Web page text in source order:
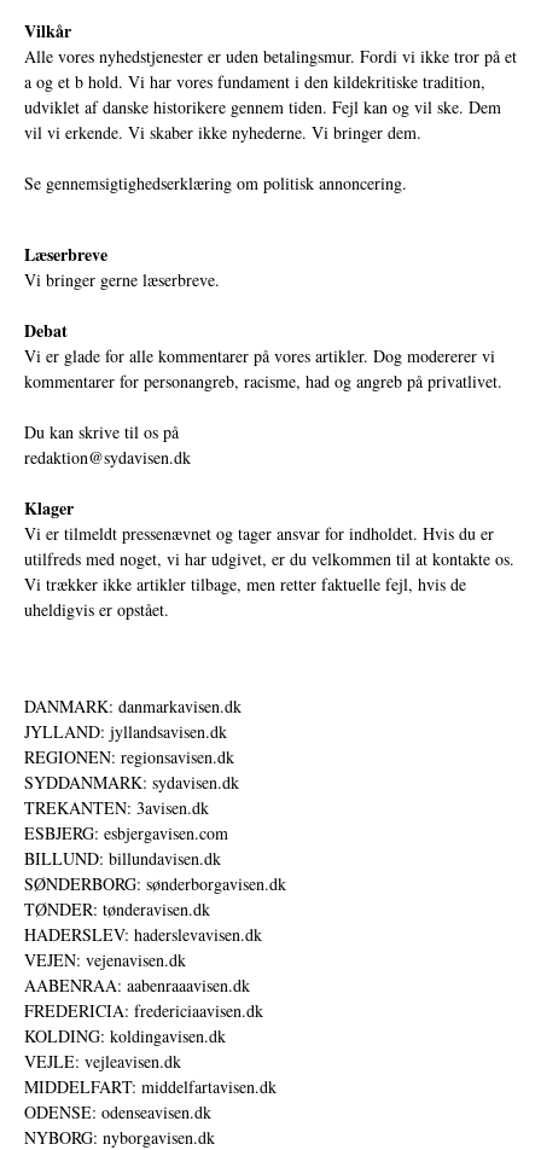
Vilkår
Alle vores nyhedstjenester er uden betalingsmur. Fordi vi ikke tror på et
a og et b hold. Vi har vores fundament i den kildekritiske tradition,
udviklet af danske historikere gennem tiden. Fejl kan og vil ske. Dem
vil vi erkende. Vi skaber ikke nyhederne. Vi bringer dem.
Se gennemsigtighedserklæring om politisk annoncering.
Læserbreve
Vi bringer gerne læserbreve.
Debat
Vi er glade for alle kommentarer på vores artikler. Dog modererer vi
kommentarer for personangreb, racisme, had og angreb på privatlivet.
Du kan skrive til os på
redaktion@sydavisen.dk
Klager
Vi er tilmeldt pressenævnet og tager ansvar for indholdet. Hvis du er
utilfreds med noget, vi har udgivet, er du velkommen til at kontakte os.
Vi trækker ikke artikler tilbage, men retter faktuelle fejl, hvis de
uheldigvis er opstået.
DANMARK: danmarkavisen.dk
JYLLAND: jyllandsavisen.dk
REGIONEN: regionsavisen.dk
SYDDANMARK: sydavisen.dk
TREKANTEN: 3avisen.dk
ESBJERG: esbjergavisen.com
BILLUND: billundavisen.dk
SØNDERBORG: sønderborgavisen.dk
TØNDER: tønderavisen.dk
HADERSLEV: haderslevavisen.dk
VEJEN: vejenavisen.dk
AABENRAA: aabenraaavisen.dk
FREDERICIA: fredericiaavisen.dk
KOLDING: koldingavisen.dk
VEJLE: vejleavisen.dk
MIDDELFART: middelfartavisen.dk
ODENSE: odenseavisen.dk
NYBORG: nyborgavisen.dk